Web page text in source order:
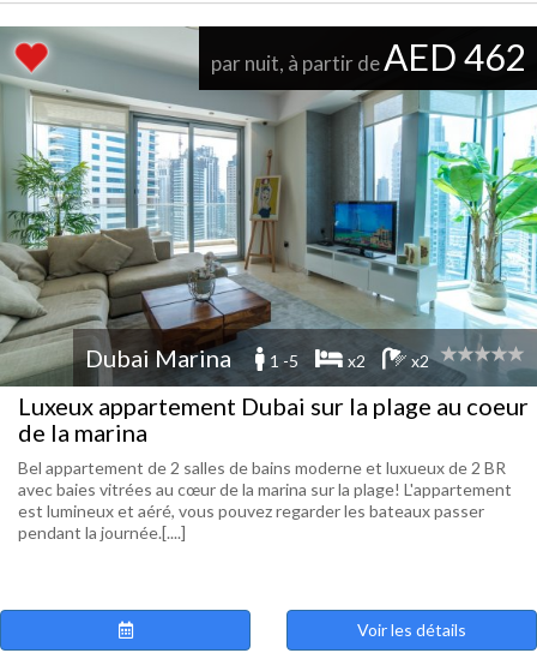
par nuit, à partir deAED 462
Dubai Marina 1 -5 x2 x2
Luxeux appartement Dubai sur la plage au coeur
de la marina
Bel appartement de 2 salles de bains moderne et luxueux de 2 BR
avec baies vitrées au cœur de la marina sur la plage! L'appartement
est lumineux et aéré, vous pouvez regarder les bateaux passer
pendant la journée.[....]
Voir les détails